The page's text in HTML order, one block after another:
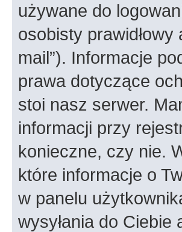
używane do
osobisty
mail”). Informacje
prawa dotyczące
stoi nasz serwer.
informacji przy
konieczne, czy nie.
które informacje o
w panelu
wysyłania do